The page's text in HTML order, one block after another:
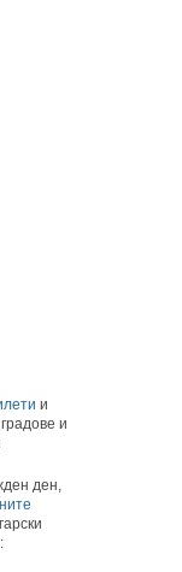
и
и
ден,